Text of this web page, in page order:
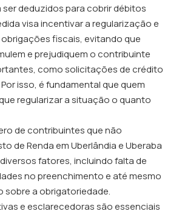
deduzidos para cobrir débitos
visa incentivar a regularização e
fiscais, evitando que
e prejudiquem o contribuinte
como solicitações de crédito
isso, é fundamental que quem
regularizar a situação o quanto
de contribuintes que não
de Renda em Uberlândia e Uberaba
fatores, incluindo falta de
no preenchimento e até mesmo
a obrigatoriedade.
e esclarecedoras são essenciais